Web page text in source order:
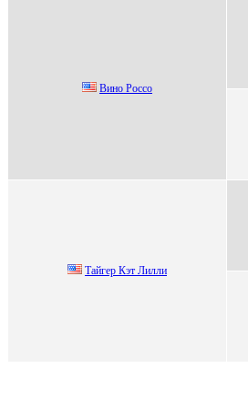
Винo Poссo
Tайгeр Кэт Лилли